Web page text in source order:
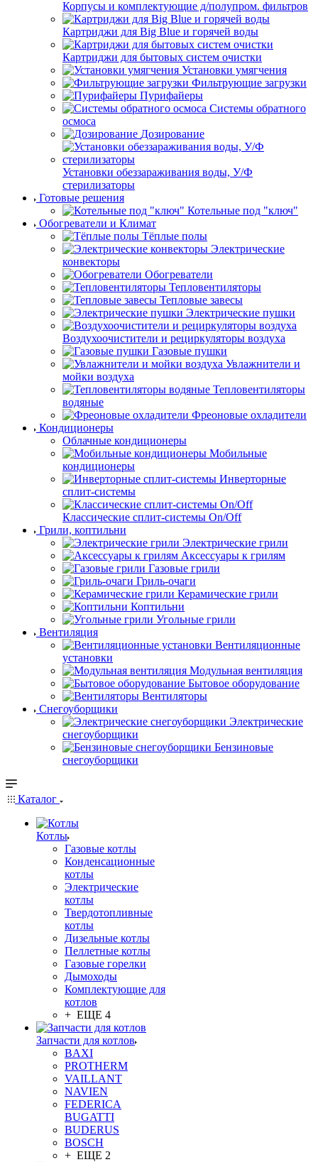
Корпусы и комплектующие д/полупром. фильтров
Картриджи для Big Blue и горячей воды
Картриджи для бытовых систем очистки
Установки умягчения
Фильтрующие загрузки
Пурифайеры
Системы обратного
осмоса
Дозирование
Установки обеззараживания воды, У/Ф
стерилизаторы
Готовые решения
Котельные под "ключ"
Обогреватели и Климат
Тёплые полы
Электрические
конвекторы
Обогреватели
Тепловентиляторы
Тепловые завесы
Электрические пушки
Воздухоочистители и рециркуляторы воздуха
Газовые пушки
Увлажнители и
мойки воздуха
Тепловентиляторы
водяные
Фреоновые охладители
Кондиционеры
Облачные кондиционеры
Мобильные
кондиционеры
Инверторные
сплит-системы
Классические сплит-системы On/Off
Грили, коптильни
Электрические грили
Аксессуары к грилям
Газовые грили
Гриль-очаги
Керамические грили
Коптильни
Угольные грили
Вентиляция
Вентиляционные
установки
Модульная вентиляция
Бытовое оборудование
Вентиляторы
Снегоуборщики
Электрические
снегоуборщики
Бензиновые
снегоуборщики
Каталог
Котлы
Газовые котлы
Конденсационные
котлы
Электрические
котлы
Твердотопливные
котлы
Дизельные котлы
Пеллетные котлы
Газовые горелки
Дымоходы
Комплектующие для
котлов
+ ЕЩЕ 4
Запчасти для котлов
BAXI
PROTHERM
VAILLANT
NAVIEN
FEDERICA
BUGATTI
BUDERUS
BOSCH
+ ЕЩЕ 2